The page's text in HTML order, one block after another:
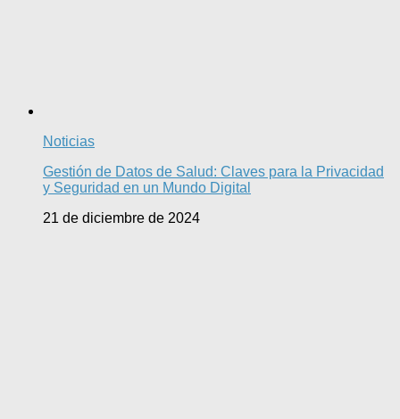
Noticias
Gestión de Datos de Salud: Claves para la Privacidad
y Seguridad en un Mundo Digital
21 de diciembre de 2024